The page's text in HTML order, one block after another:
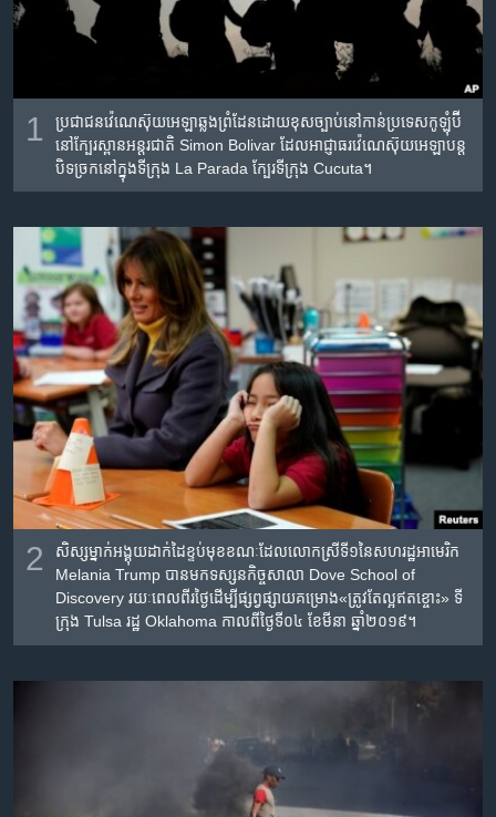
ទៅ​
1
ប្រជាជន​វ៉េណេស៊ុយ​អេឡា​ឆ្លង​ព្រំដែនដោយ​ខុស​ច្បាប់​នៅ​កាន់​ប្រទេស​កូឡុំប៊ី​
នៅ​ក្បែរ​ស្ពាន​អន្តរជាតិ Simon Bolivar ដែល​អាជ្ញាធរ​វ៉េណេស៊ុយអេឡា​បន្ត​
បិទ​ច្រក​នៅ​ក្នុង​ទីក្រុង​ La Parada ក្បែរ​ទីក្រុង​ Cucuta។
2
សិស្ស​ម្នាក់​អង្គុយ​ដាក់​ដៃ​ខ្ទប់​មុខ​ខណៈ​ដែល​លោក​ស្រី​ទី១​នៃ​សហរដ្ឋ​អាមេរិក​
Melania Trump បាន​មក​ទស្សនកិច្ច​សាលា Dove School of
Discovery រយៈ​ពេល​ពីរ​ថ្ងៃ​ដើម្បី​ផ្សព្វផ្សាយ​គម្រោង«ត្រូវ​តែ​ល្អ​ឥតខ្ចោះ» ទី​
ក្រុង​ Tulsa រដ្ឋ​ Oklahoma កាលពី​ថ្ងៃទី​០៤ ខែមីនា ឆ្នាំ២០១៩។